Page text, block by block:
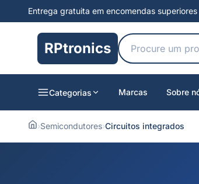
Entrega gratuita em encomendas
RPtronics
Categorias Marcas Sobre
›Semicondutores›Circuitos integrados